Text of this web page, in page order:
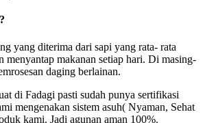
yang diterima dari sapi yang rata- rata
menyantap makanan setiap hari. Di masing-
daging berlainan.
di Fadagi pasti sudah punya sertifikasi
mengenakan sistem asuh( Nyaman, Sehat
kami. Jadi agunan aman 100%.